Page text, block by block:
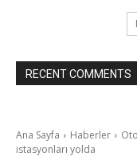
RECENT COMMENTS